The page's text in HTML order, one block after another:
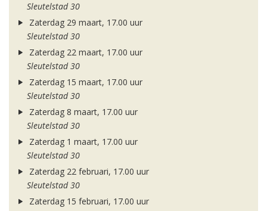
Sleutelstad 30
Zaterdag 29 maart, 17.00 uur
Sleutelstad 30
Zaterdag 22 maart, 17.00 uur
Sleutelstad 30
Zaterdag 15 maart, 17.00 uur
Sleutelstad 30
Zaterdag 8 maart, 17.00 uur
Sleutelstad 30
Zaterdag 1 maart, 17.00 uur
Sleutelstad 30
Zaterdag 22 februari, 17.00 uur
Sleutelstad 30
Zaterdag 15 februari, 17.00 uur